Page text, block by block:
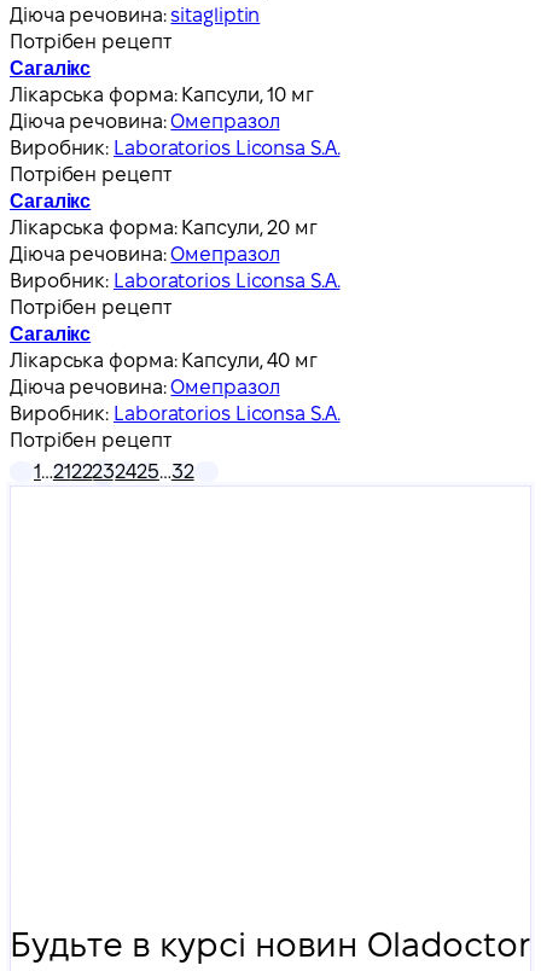
Діюча речовина:sitagliptin
Потрібен рецепт
Сагалікс
Лікарська форма: Капсули, 10 мг
Діюча речовина:Омепразол
Виробник: Laboratorios Liconsa S.A.
Потрібен рецепт
Сагалікс
Лікарська форма: Капсули, 20 мг
Діюча речовина:Омепразол
Виробник: Laboratorios Liconsa S.A.
Потрібен рецепт
Сагалікс
Лікарська форма: Капсули, 40 мг
Діюча речовина:Омепразол
Виробник: Laboratorios Liconsa S.A.
Потрібен рецепт
1…2122232425…32
Будьте в курсі новин Oladoctor